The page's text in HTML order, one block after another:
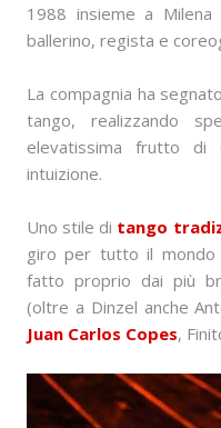
1988 insieme a
ballerino, regista e
La compagnia ha
tango, realizzando
elevatissima frutto di
intuizione.
Uno stile di tango
giro per tutto il
fatto proprio dai più
(oltre a Dinzel anche
Juan Carlos Copes,